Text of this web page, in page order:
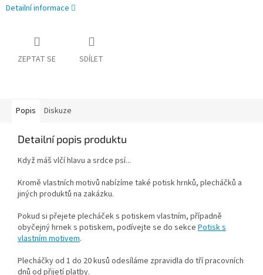
Detailní informace
ZEPTAT SE SDÍLET
Popis Diskuze
Detailní popis produktu
Když máš vlčí hlavu a srdce psí...
Kromě vlastních motivů nabízíme také potisk hrnků, plecháčků a
jiných produktů na zakázku.
Pokud si přejete plecháček s potiskem vlastním, případně
obyčejný hrnek s potiskem, podívejte se do sekce Potisk s
vlastním motivem.
Plecháčky od 1 do 20 kusů odesíláme zpravidla do tří pracovních
dnů od přijetí platby.